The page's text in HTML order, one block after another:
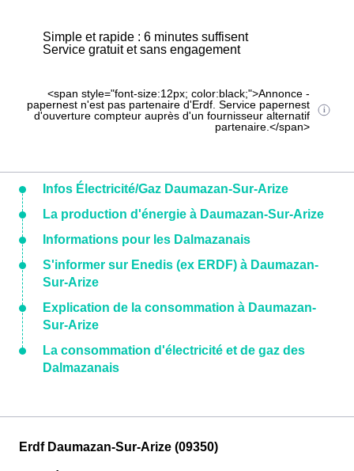
Simple et rapide : 6 minutes suffisent
Service gratuit et sans engagement
<span style="font-size:12px; color:black;">Annonce -
papernest n'est pas partenaire d'Erdf. Service papernest
d'ouverture compteur auprès d'un fournisseur alternatif
partenaire.</span>
Infos Électricité/Gaz Daumazan-Sur-Arize
La production d'énergie à Daumazan-Sur-Arize
Informations pour les Dalmazanais
S'informer sur Enedis (ex ERDF) à Daumazan-
Sur-Arize
Explication de la consommation à Daumazan-
Sur-Arize
La consommation d'électricité et de gaz des
Dalmazanais
Erdf Daumazan-Sur-Arize (09350)